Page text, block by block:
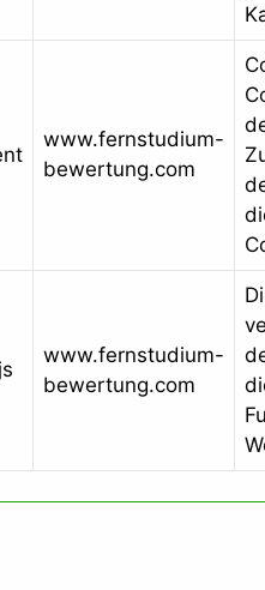
www.fernstudium-
bewertung.com
www.fernstudium-
bewertung.com